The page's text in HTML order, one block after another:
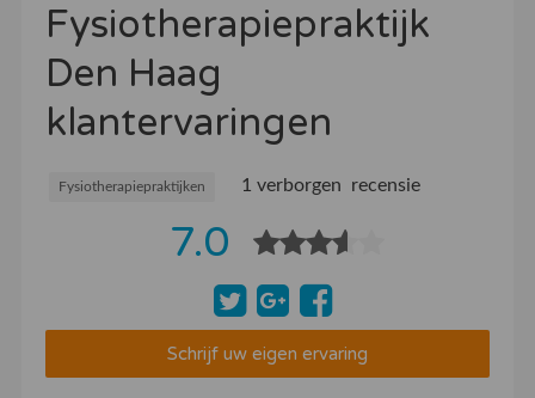
Bedrijven
Over ons
Blogs
Contact
Bedrijf aanmelden
Fysiotherapiepraktijk
Den Haag
klantervaringen
Fysiotherapiepraktijken 1 verborgen recensie
7.0
Schrijf uw eigen ervaring